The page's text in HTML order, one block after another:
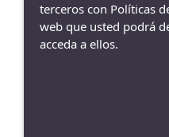
terceros con Políticas
web que usted podrá
acceda a ellos.